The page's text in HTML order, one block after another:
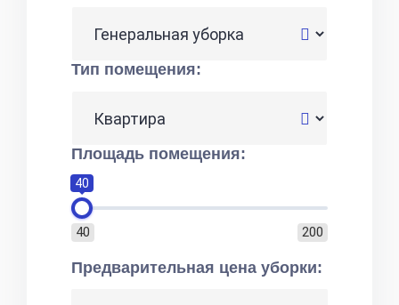
Тип помещения:
Площадь помещения:
40 200
40
Предварительная цена уборки: